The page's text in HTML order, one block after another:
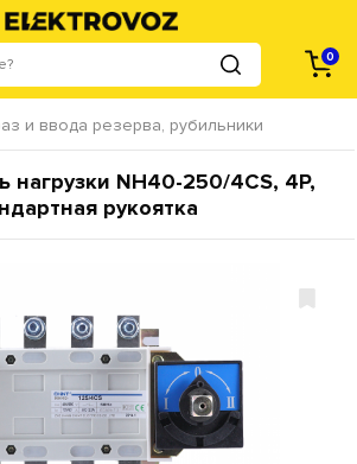
0
и ввода резерва, рубильники
нагрузки NH40-250/4CS, 4P,
рукоятка